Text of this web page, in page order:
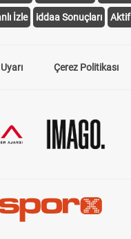
İzle iddaa Sonuçları
Çerez Politikası